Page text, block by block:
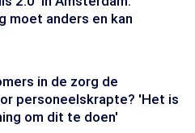
moet anders en kan
in de zorg de
personeelskrapte? 'Het is
om dit te doen'